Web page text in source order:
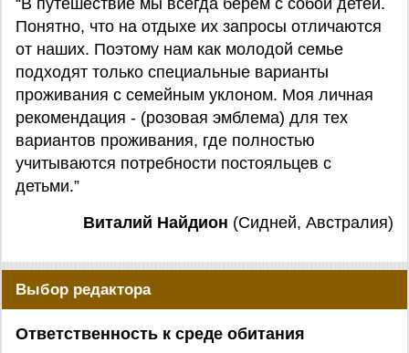
“В путешествие мы всегда берем с собой детей.
Понятно, что на отдыхе их запросы отличаются
от наших. Поэтому нам как молодой семье
подходят только специальные варианты
проживания с семейным уклоном. Моя личная
рекомендация - (розовая эмблема) для тех
вариантов проживания, где полностью
учитываются потребности постояльцев с
детьми.”
Виталий Найдион (Сидней, Австралия)
Выбор редактора
Ответственность к среде обитания